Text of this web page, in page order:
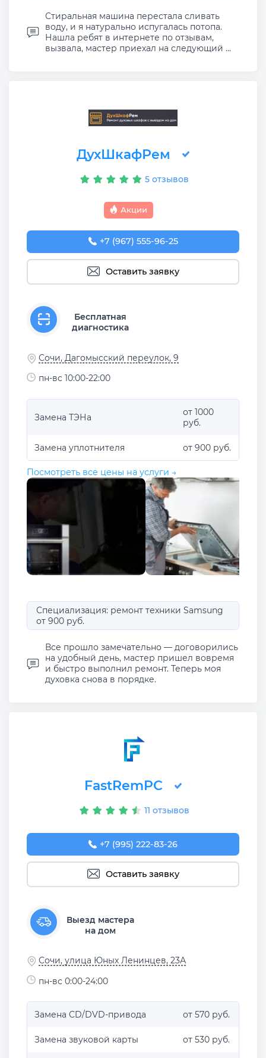
Стиральная машина перестала сливать
воду, и я натурально испугалась потопа.
Нашла ребят в интернете по отзывам,
вызвала, мастер приехал на следующий ...
ДухШкафРем
5 отзывов
Акции
+7 (967) 555-96-25
Оставить заявку
Бесплатная
диагностика
Сочи, Дагомысский переулок, 9
пн-вс 10:00-22:00
Замена ТЭНа
от 1000
руб.
Замена уплотнителя от 900 руб.
Посмотреть все цены на услуги →
Специализация: ремонт техники Samsung
от 900 руб.
Все прошло замечательно — договорились
на удобный день, мастер пришел вовремя
и быстро выполнил ремонт. Теперь моя
духовка снова в порядке.
FastRemPC
11 отзывов
+7 (995) 222-83-26
Оставить заявку
Выезд мастера
на дом
Сочи, улица Юных Ленинцев, 23А
пн-вс 0:00-24:00
Замена CD/DVD-привода от 570 руб.
Замена звуковой карты от 530 руб.